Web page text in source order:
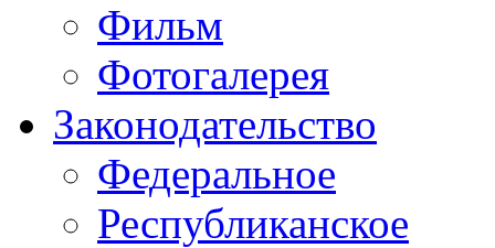
Фильм
Фотогалерея
Законодательство
Федеральное
Республиканское